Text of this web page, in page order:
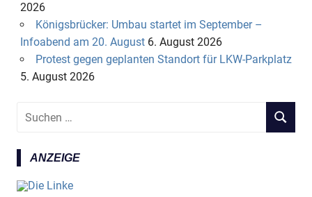
2026
Königsbrücker: Umbau startet im September –
Infoabend am 20. August 6. August 2026
Protest gegen geplanten Standort für LKW-Parkplatz
5. August 2026
e
ANZEIGE